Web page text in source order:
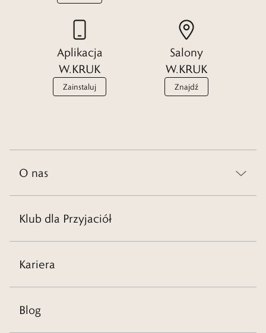
Aplikacja
W.KRUK
Zainstaluj
Salony
W.KRUK
Znajdź
O nas
Klub dla Przyjaciół
Kariera
Blog